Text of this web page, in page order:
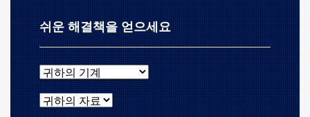
쉬운 해결책을 얻으세요
귀하의 기계
귀하의 자료